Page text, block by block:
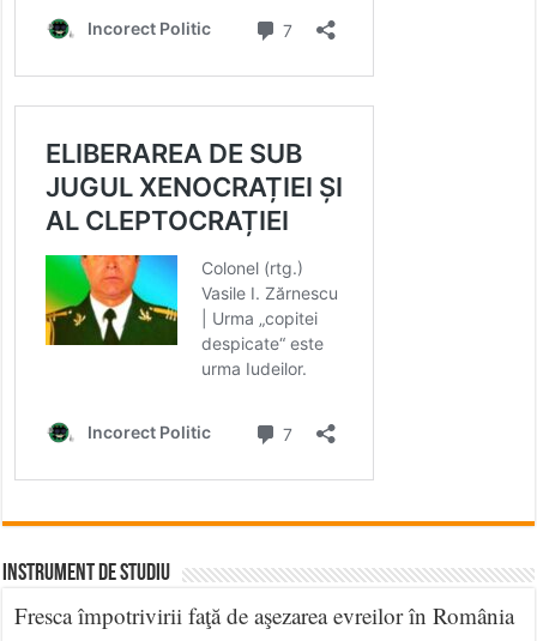
INSTRUMENT DE STUDIU
Fresca împotrivirii faţă de aşezarea evreilor în România